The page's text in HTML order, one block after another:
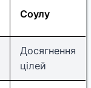
Соулу
Досягнення
цілей